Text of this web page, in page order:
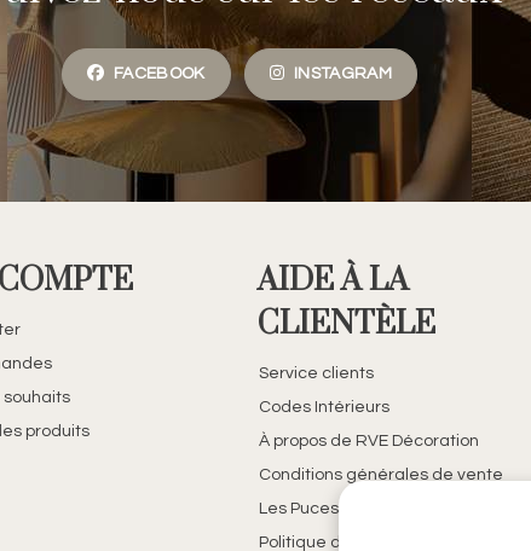
FACEBOOK INSTAGRAM
souhaits
produits
AIDE À LA
CLIENTÈLE
Service clients
Codes Intérieurs
À propos de RVE Décoration
Conditions générales de vente
Les Puces de Belfort
Politique de confidentialité